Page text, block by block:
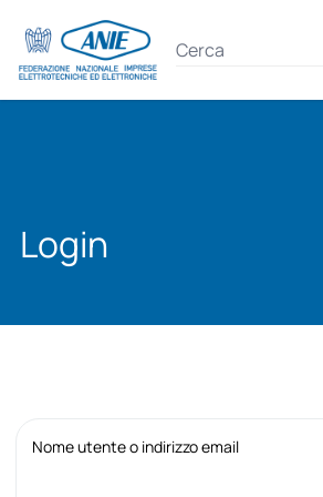
Login
Nome utente o indirizzo email